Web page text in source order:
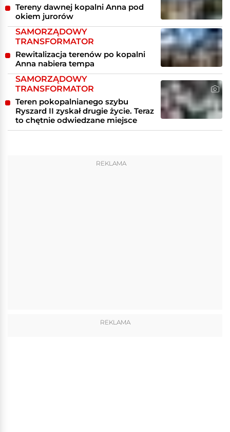
Tereny dawnej kopalni Anna pod
okiem jurorów
SAMORZĄDOWY
TRANSFORMATOR
Rewitalizacja terenów po kopalni
Anna nabiera tempa
SAMORZĄDOWY
TRANSFORMATOR
Teren pokopalnianego szybu
Ryszard II zyskał drugie życie. Teraz
to chętnie odwiedzane miejsce
REKLAMA
REKLAMA